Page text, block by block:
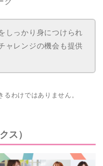
しっかり身につけられ
ャレンジの機会も提供
わけではありません。
ス）